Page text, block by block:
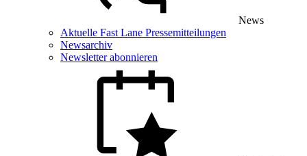
News
Aktuelle Fast Lane Pressemitteilungen
Newsarchiv
Newsletter abonnieren